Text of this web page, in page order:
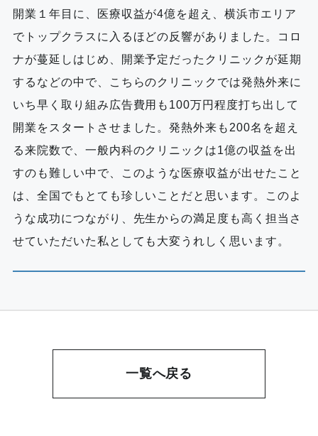
開業１年目に、医療収益が4億を超え、横浜市エリア
でトップクラスに入るほどの反響がありました。コロ
ナが蔓延しはじめ、開業予定だったクリニックが延期
するなどの中で、こちらのクリニックでは発熱外来に
いち早く取り組み広告費用も100万円程度打ち出して
開業をスタートさせました。発熱外来も200名を超え
る来院数で、一般内科のクリニックは1億の収益を出
すのも難しい中で、このような医療収益が出せたこと
は、全国でもとても珍しいことだと思います。このよ
うな成功につながり、先生からの満足度も高く担当さ
せていただいた私としても大変うれしく思います。
一覧へ戻る